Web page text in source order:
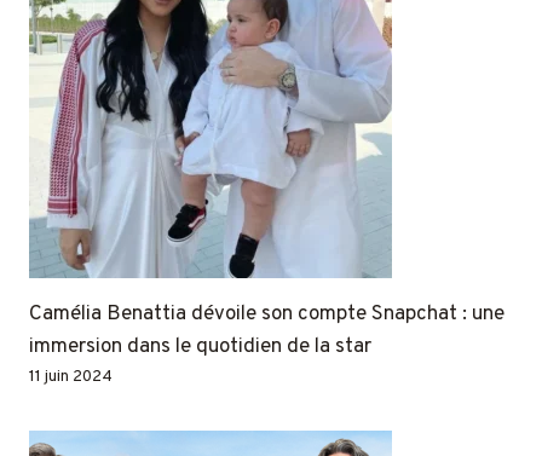
Camélia Benattia dévoile son compte Snapchat : une
immersion dans le quotidien de la star
11 juin 2024